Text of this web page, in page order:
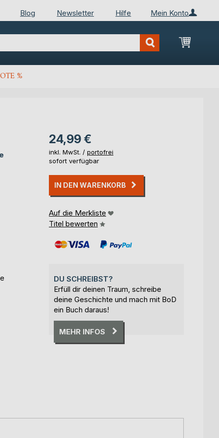
Mein Konto
Blog Newsletter Hilfe
Mein
%
24,99 €
inkl. MwSt. / portofrei
sofort verfügbar
IN DEN WARENKORB
Auf die Merkliste
Titel bewerten
DU SCHREIBST?
Erfüll dir deinen Traum, schreibe
deine Geschichte und mach mit BoD
ein Buch daraus!
MEHR INFOS